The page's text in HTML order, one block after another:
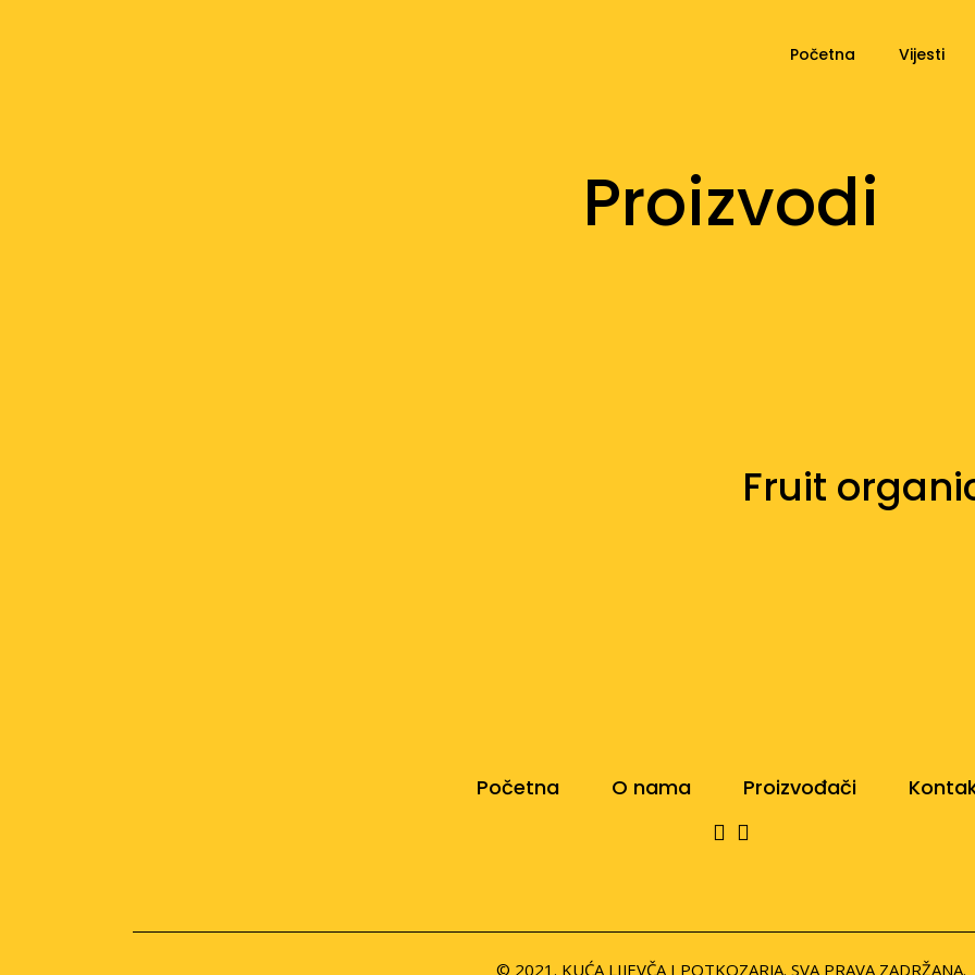
Početna Vijesti
Proizvodi
Fruit
Početna O nama Proizvođači
© 2021. KUĆA LIJEVČA I POTKOZARJA. SVA PRAVA ZADRŽANA.